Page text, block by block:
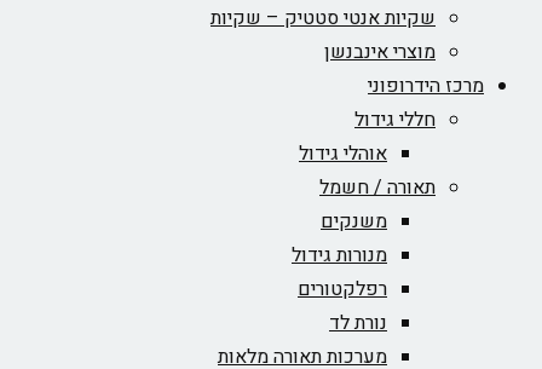
שקיות אנטי סטטיק – שקיות
מוצרי אינבנשן
מרכז הידרופוני
חללי גידול
אוהלי גידול
תאורה / חשמל
משנקים
מנורות גידול
רפלקטורים
נורת לד
מערכות תאורה מלאות